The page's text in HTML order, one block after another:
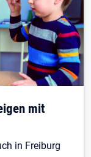
mit
in Freiburg